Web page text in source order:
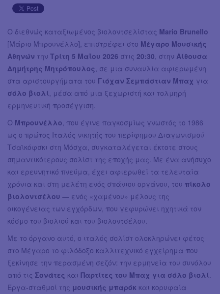
Ο διεθνώς καταξιωμένος βιολοντσελίστας Mario Brunello
[Μάριο Μπρουνέλλο], επιστρέφει στο Μέγαρο Μουσικής
Αθηνών την Τρίτη 5 Μαΐου 2026 στις 20:30, στην Αίθουσα
Δημήτρης Μητρόπουλος, σε μια συναυλία αφιερωμένη
στα αριστουργήματα του Γιόχαν Σεμπάστιαν Μπαχ για
σόλο βιολί, μέσα από μια ξεχωριστή και τολμηρή
ερμηνευτική προσέγγιση.
Ο Μπρουνέλλο, που έγινε παγκοσμίως γνωστός το 1986
ως ο πρώτος Ιταλός νικητής του περίφημου Διαγωνισμού
Τσαϊκόφσκι στη Μόσχα, συγκαταλέγεται έκτοτε στους
σημαντικότερους σολίστ της εποχής μας. Με ένα ανήσυχο
και ερευνητικό πνεύμα, έχει αφιερωθεί τα τελευταία
χρόνια και στη μελέτη ενός σπάνιου οργάνου, του πίκολο
βιολοντσέλου — ενός «χαμένου» μέλους της
οικογένειας των εγχόρδων, που γεφυρώνει ηχητικά τον
κόσμο του βιολιού και του βιολοντσέλου.
Με το όργανο αυτό, ο ιταλός σολίστ ολοκληρώνει φέτος
στο Μέγαρο το φιλόδοξο καλλιτεχνικό εγχείρημα που
ξεκίνησε την περασμένη σεζόν: την ερμηνεία του συνόλου
από τις Σονάτες και Παρτίτες του Μπαχ για σόλο βιολί.
Έργα-σταθμοί της μουσικής μπαρόκ και κορυφαία